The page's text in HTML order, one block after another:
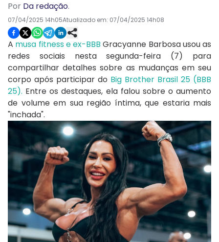
Por Da redação.
07/04/2025 14h05Atualizado em: 07/04/2025 14h08
A musa fitness e ex-BBB Gracyanne Barbosa usou as
redes sociais nesta segunda-feira (7) para
compartilhar detalhes sobre as mudanças em seu
corpo após participar do Big Brother Brasil 25 (BBB
25). Entre os destaques, ela falou sobre o aumento
de volume em sua região íntima, que estaria mais
"inchada".